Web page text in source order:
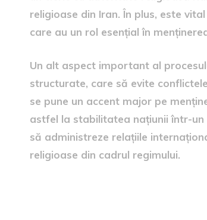
religioase din Iran. În plus, este
care au un rol esențial în
Un alt aspect important al
structurate, care să evite
se pune un accent major pe
astfel la stabilitatea națiunii într-
să administreze relațiile
religioase din cadrul regimului.